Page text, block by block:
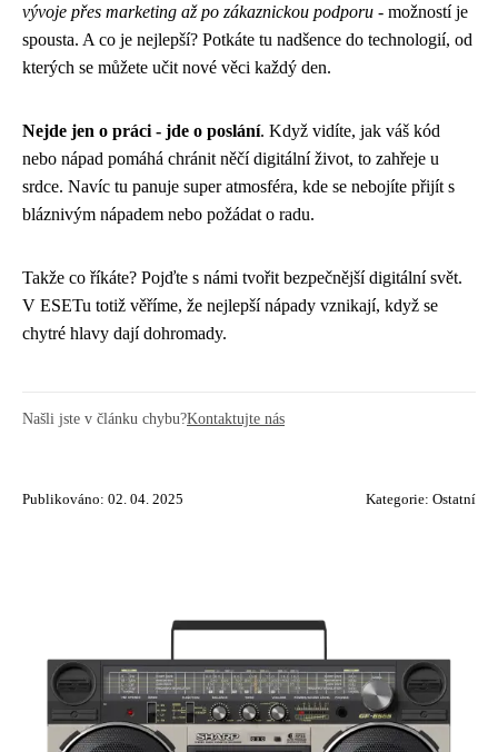
vývoje přes marketing až po zákaznickou podporu - možností je
spousta. A co je nejlepší? Potkáte tu nadšence do technologií, od
kterých se můžete učit nové věci každý den.
Nejde jen o práci - jde o poslání. Když vidíte, jak váš kód
nebo nápad pomáhá chránit něčí digitální život, to zahřeje u
srdce. Navíc tu panuje super atmosféra, kde se nebojíte přijít s
bláznivým nápadem nebo požádat o radu.
Takže co říkáte? Pojďte s námi tvořit bezpečnější digitální svět.
V ESETu totiž věříme, že nejlepší nápady vznikají, když se
chytré hlavy dají dohromady.
Našli jste v článku chybu?Kontaktujte nás
Publikováno: 02. 04. 2025 Kategorie: Ostatní